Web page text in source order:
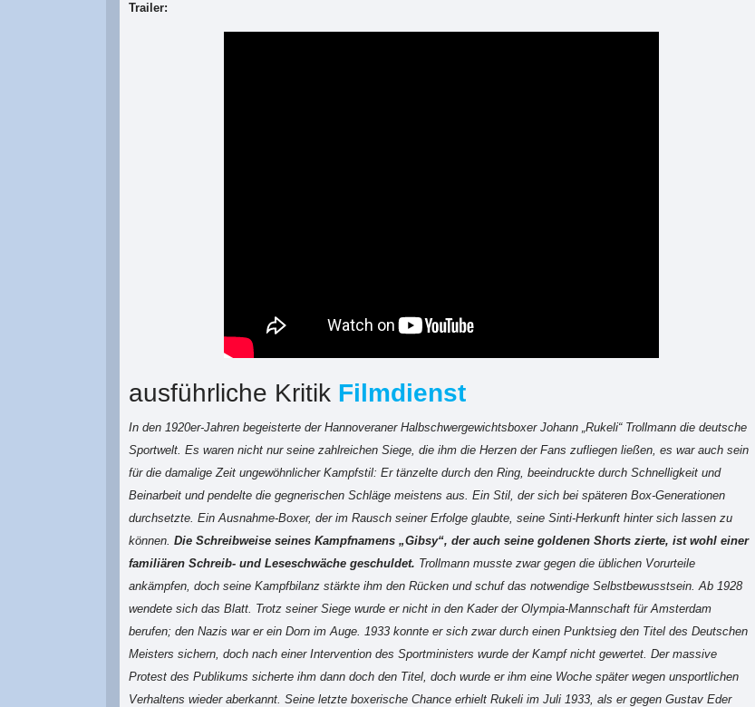
Trailer:
ausführliche Kritik Filmdienst
In den 1920er-Jahren begeisterte der Hannoveraner Halbschwergewichtsboxer Johann „Rukeli“ Trollmann die deutsche
Sportwelt. Es waren nicht nur seine zahlreichen Siege, die ihm die Herzen der Fans zufliegen ließen, es war auch sein
für die damalige Zeit ungewöhnlicher Kampfstil: Er tänzelte durch den Ring, beeindruckte durch Schnelligkeit und
Beinarbeit und pendelte die gegnerischen Schläge meistens aus. Ein Stil, der sich bei späteren Box-Generationen
durchsetzte. Ein Ausnahme-Boxer, der im Rausch seiner Erfolge glaubte, seine Sinti-Herkunft hinter sich lassen zu
können. Die Schreibweise seines Kampfnamens „Gibsy“, der auch seine goldenen Shorts zierte, ist wohl einer
familiären Schreib- und Leseschwäche geschuldet. Trollmann musste zwar gegen die üblichen Vorurteile
ankämpfen, doch seine Kampfbilanz stärkte ihm den Rücken und schuf das notwendige Selbstbewusstsein. Ab 1928
wendete sich das Blatt. Trotz seiner Siege wurde er nicht in den Kader der Olympia-Mannschaft für Amsterdam
berufen; den Nazis war er ein Dorn im Auge. 1933 konnte er sich zwar durch einen Punktsieg den Titel des Deutschen
Meisters sichern, doch nach einer Intervention des Sportministers wurde der Kampf nicht gewertet. Der massive
Protest des Publikums sicherte ihm dann doch den Titel, doch wurde er ihm eine Woche später wegen unsportlichen
Verhaltens wieder aberkannt. Seine letzte boxerische Chance erhielt Rukeli im Juli 1933, als er gegen Gustav Eder